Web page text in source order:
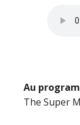
Au
The Super